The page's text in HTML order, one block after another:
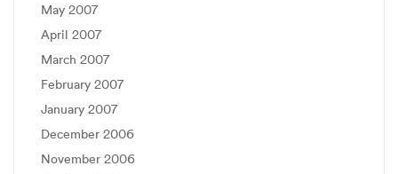
May 2007
April 2007
March 2007
February 2007
January 2007
December 2006
November 2006